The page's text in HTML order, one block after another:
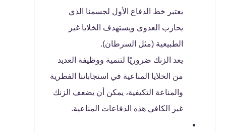
يعتبر خط الدفاع الأول لجسمنا الذي
يحارب العدوى ويستهدف الخلايا غير
الطبيعية (مثل السرطان).
يعد الزنك ضروريًا لتنمية ووظيفة العديد
من الخلايا المناعية في استجاباتنا الفطرية
والمناعة التكيفية، يمكن أن يضعف الزنك
غير الكافي هذه الدفاعات المناعية.